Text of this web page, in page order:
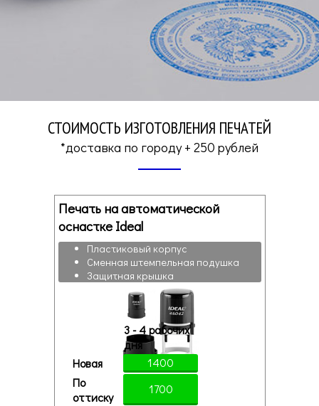
СТОИМОСТЬ ИЗГОТОВЛЕНИЯ ПЕЧАТЕЙ
*доставка по городу + 250 рублей
Печать на автоматической
оснастке Ideal
Пластиковый корпус
Сменная штемпельная подушка
Защитная крышка
3 - 4 рабочих
дня
Новая
1400
По
оттиску
1700